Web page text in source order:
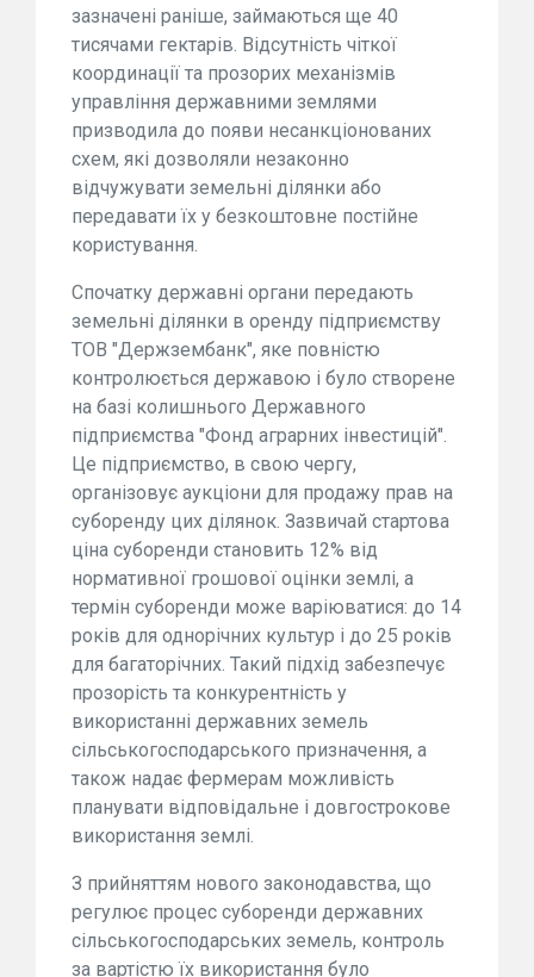
зазначені раніше, займаються ще 40
тисячами гектарів. Відсутність чіткої
координації та прозорих механізмів
управління державними землями
призводила до появи несанкціонованих
схем, які дозволяли незаконно
відчужувати земельні ділянки або
передавати їх у безкоштовне постійне
користування.
Спочатку державні органи передають
земельні ділянки в оренду підприємству
ТОВ "Держзембанк", яке повністю
контролюється державою і було створене
на базі колишнього Державного
підприємства "Фонд аграрних інвестицій".
Це підприємство, в свою чергу,
організовує аукціони для продажу прав на
суборенду цих ділянок. Зазвичай стартова
ціна суборенди становить 12% від
нормативної грошової оцінки землі, а
термін суборенди може варіюватися: до 14
років для однорічних культур і до 25 років
для багаторічних. Такий підхід забезпечує
прозорість та конкурентність у
використанні державних земель
сільськогосподарського призначення, а
також надає фермерам можливість
планувати відповідальне і довгострокове
використання землі.
З прийняттям нового законодавства, що
регулює процес суборенди державних
сільськогосподарських земель, контроль
за вартістю їх використання було